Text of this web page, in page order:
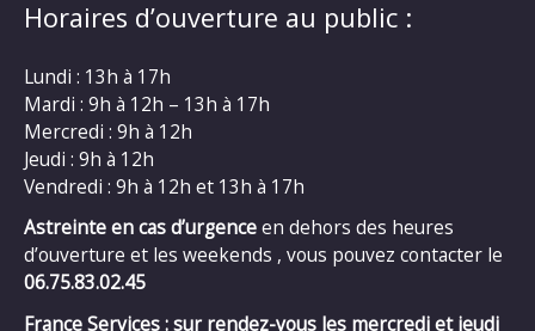
Horaires d’ouverture au public :
Lundi : 13h à 17h
Mardi : 9h à 12h – 13h à 17h
Mercredi : 9h à 12h
Jeudi : 9h à 12h
Vendredi : 9h à 12h et 13h à 17h
Astreinte en cas d’urgenceen dehors des heures
d’ouverture et les weekends , vous pouvez contacter le
06.75.83.02.45
France Services : sur rendez-vous les mercredi et jeudi